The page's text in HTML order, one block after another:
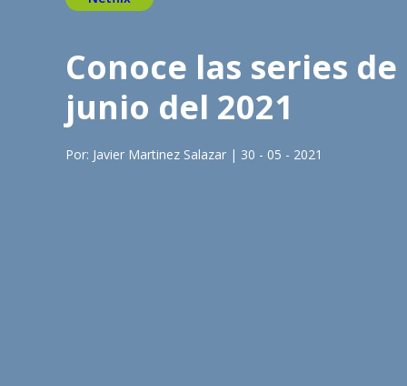
Conoce las series
junio del 2021
Por: Javier Martinez Salazar | 30 - 05 - 2021